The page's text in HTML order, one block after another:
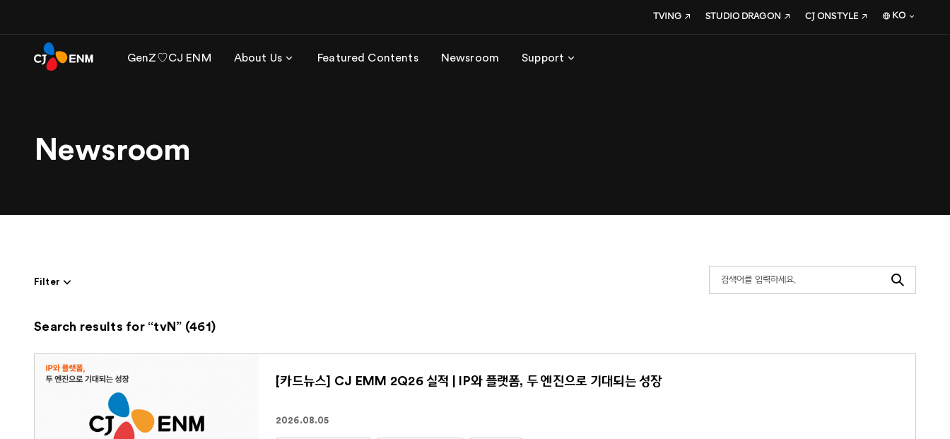
GenZ♡CJ ENM About Us Featured Contents Newsroom Support
TVING STUDIO DRAGON CJ ONSTYLE KO
Newsroom
Search
Filter
Search results for “tvN” (461)
[카드뉴스] CJ EMM 2Q26 실적 | IP와 플랫폼, 두 엔진으로 기대되는 성장
2026.08.05